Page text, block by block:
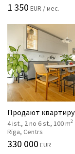
1 350 EUR / мес.
Продают квартиру
4 ist., 2 no 6 st., 100 m2
Rīga, Centrs
330 000 EUR